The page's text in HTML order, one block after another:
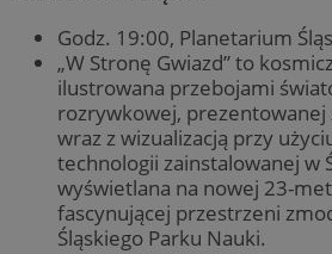
Godz. 19:00, Planetarium
„W Stronę Gwiazd” to
ilustrowana przebojami
rozrywkowej, prezentowanej
wraz z wizualizacją przy
technologii zainstalowanej w
wyświetlana na nowej 23-
fascynującej przestrzeni
Śląskiego Parku Nauki.